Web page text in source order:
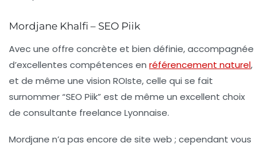
Mordjane Khalfi – SEO Piik
Avec une offre concrète et bien définie, accompagnée
d’excellentes compétences en référencement naturel,
et de même une vision ROIste, celle qui se fait
surnommer “SEO Piik” est de même un excellent choix
de consultante freelance Lyonnaise.
Mordjane n’a pas encore de site web ; cependant vous